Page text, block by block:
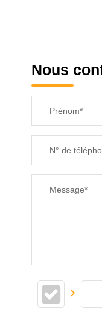
Nous
Prénom*
N° de
Message*